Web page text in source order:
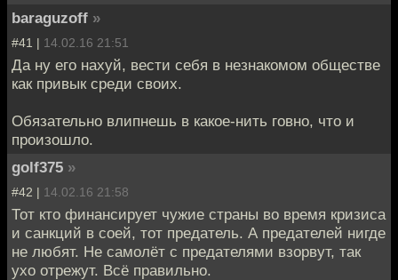
baraguzoff »
#41 | 14.02.16 21:51
Да ну его нахуй, вести себя в незнакомом обществе
как привык среди своих.
Обязательно влипнешь в какое-нить говно, что и
произошло.
golf375 »
#42 | 14.02.16 21:58
Тот кто финансирует чужие страны во время кризиса
и санкций в соей, тот предатель. А предателей нигде
не любят. Не самолёт с предателями взорвут, так
ухо отрежут. Всё правильно.